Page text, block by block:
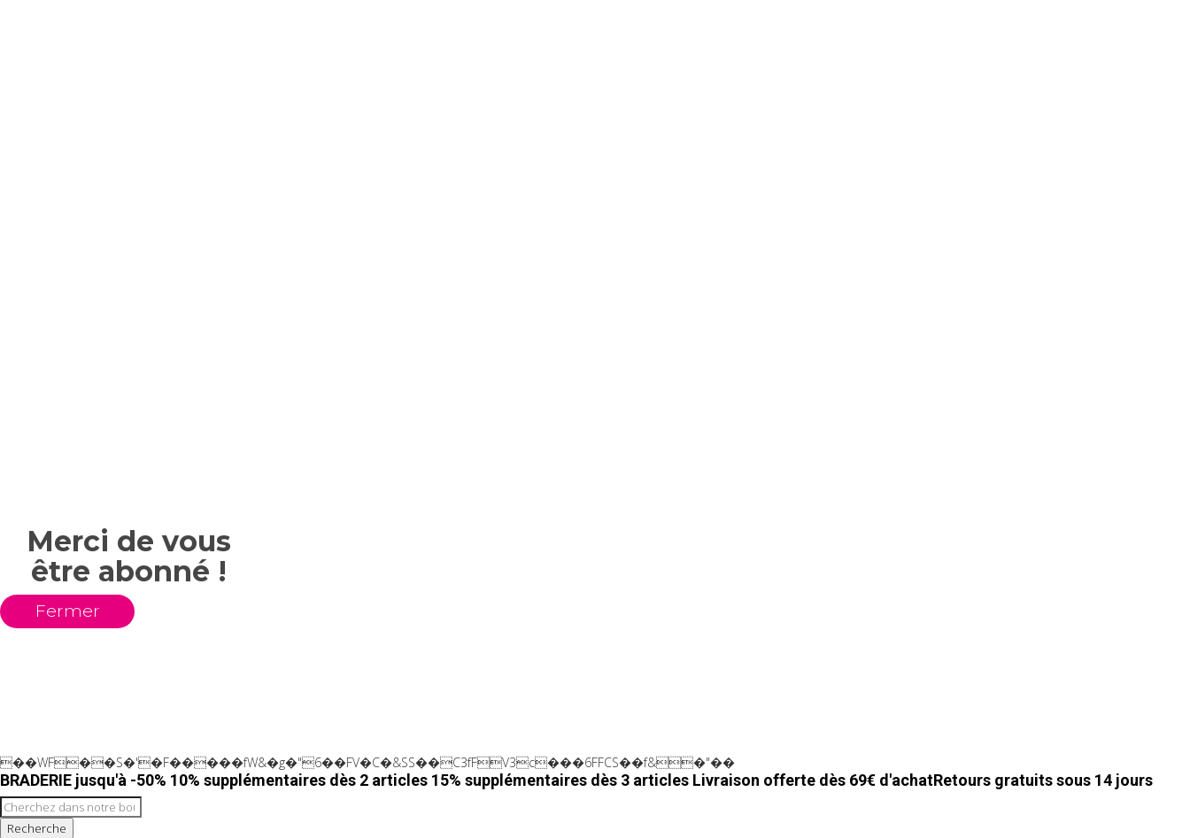
Merci de vous
être abonné !
Fermer
��WF��S�'�F�����fW&�g�"6��FV�C�&SS��C3fFV3c���6FFCS��f&�"��
BRADERIE jusqu'à -50% 10% supplémentaires dès 2 articles 15% supplémentaires dès 3 articles Livraison offerte dès 69€ d'achatRetours gratuits sous 14 jours
Recherche